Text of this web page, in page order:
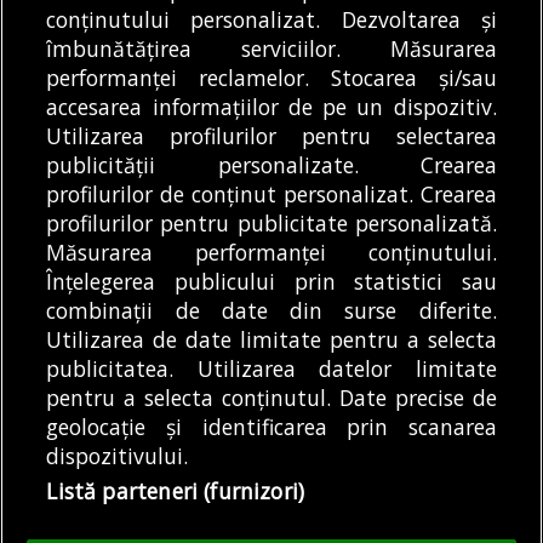
Bucureștiul este parțial
independent energetic
ziua, când în Capitală
și în Ilfov...
05/08/2026
regulament pentru...
DEANDREEA STĂNĂRÎNGĂ
05/08/2026
MODIFICĂ SETĂRILE COOKIES
© Copyright 2025 - Buletin de București.
Găzduit dePresslabs.com. Powered by TRS Design.
Despre
Noi
Media
Kit
Politică De
Confidențialitate
Cookie
Policy (EU)
Cookie
Policy
Tweet
Facebook
Share this selection
Tweet
conținutului personalizat. Dezvoltarea și
îmbunătățirea serviciilor. Măsurarea
performanței reclamelor. Stocarea și/sau
accesarea informațiilor de pe un dispozitiv.
Utilizarea profilurilor pentru selectarea
publicității personalizate. Crearea
profilurilor de conținut personalizat. Crearea
profilurilor pentru publicitate personalizată.
Măsurarea performanței conținutului.
Înțelegerea publicului prin statistici sau
combinații de date din surse diferite.
Utilizarea de date limitate pentru a selecta
publicitatea. Utilizarea datelor limitate
pentru a selecta conținutul. Date precise de
geolocație și identificarea prin scanarea
dispozitivului.
Listă parteneri (furnizori)